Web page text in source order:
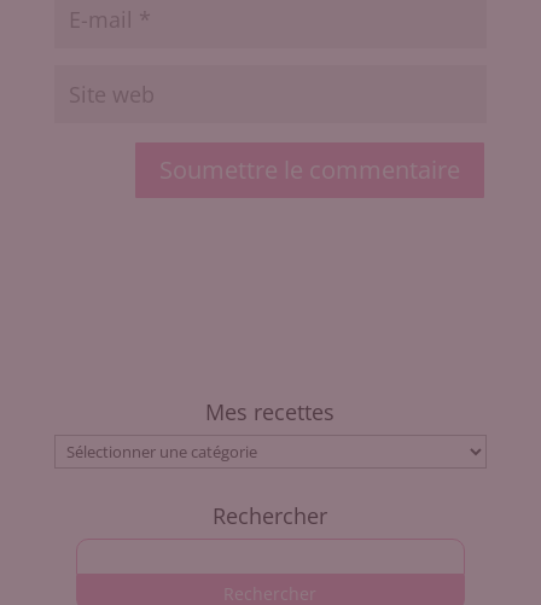
Soumettre le commentaire
Mes recettes
Mes
Rechercher